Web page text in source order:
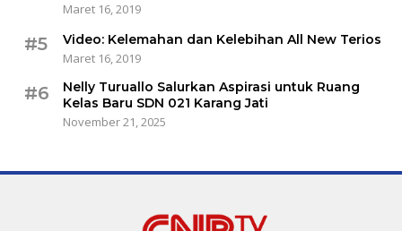
Maret 16, 2019
#5
Video: Kelemahan dan Kelebihan All New Terios
Maret 16, 2019
#6
Nelly Turuallo Salurkan Aspirasi untuk Ruang
Kelas Baru SDN 021 Karang Jati
November 21, 2025